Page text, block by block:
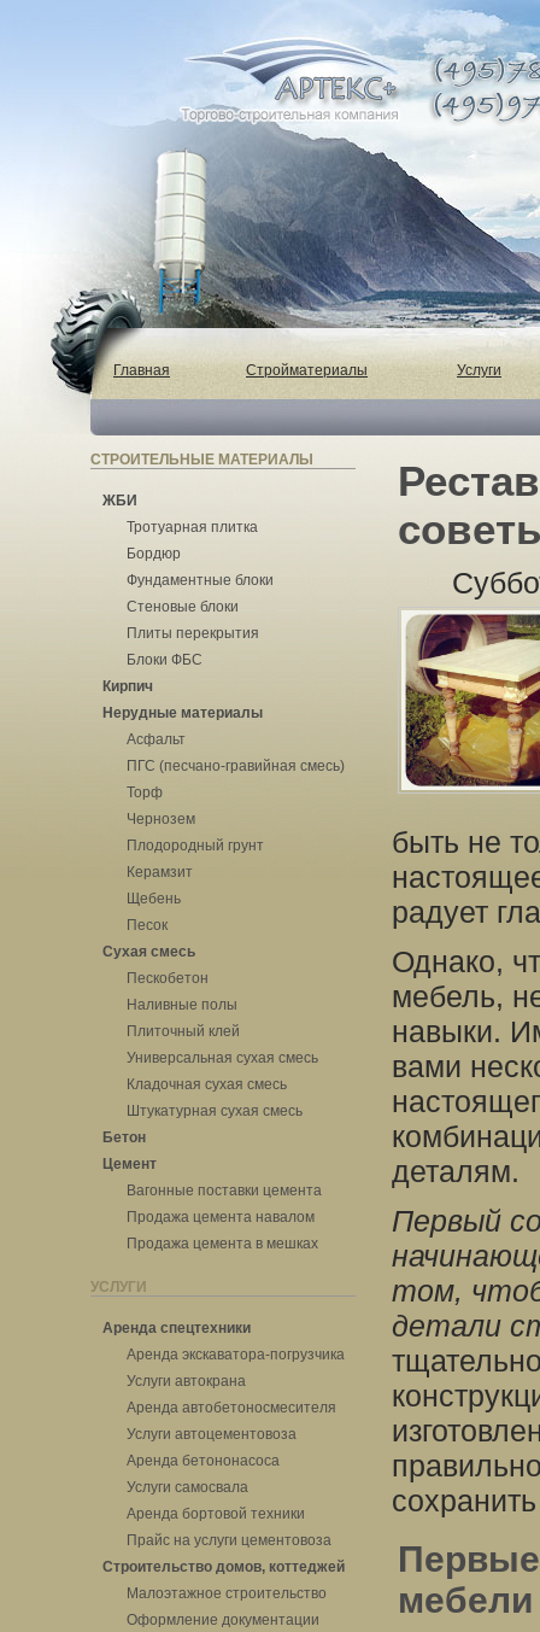
Главная Стройматериалы Услуги
СТРОИТЕЛЬНЫЕ МАТЕРИАЛЫ
ЖБИ
Тротуарная плитка
Бордюр
Фундаментные блоки
Стеновые блоки
Плиты перекрытия
Блоки ФБС
Кирпич
Нерудные материалы
Асфальт
ПГС (песчано-гравийная смесь)
Торф
Чернозем
Плодородный грунт
Керамзит
Щебень
Песок
Сухая смесь
Пескобетон
Наливные полы
Плиточный клей
Универсальная сухая смесь
Кладочная сухая смесь
Штукатурная сухая смесь
Бетон
Цемент
Вагонные поставки цемента
Продажа цемента навалом
Продажа цемента в мешках
УСЛУГИ
Аренда спецтехники
Аренда экскаватора-погрузчика
Услуги автокрана
Аренда автобетоносмесителя
Услуги автоцементовоза
Аренда бетононасоса
Услуги самосвала
Аренда бортовой техники
Прайс на услуги цементовоза
Строительство домов, коттеджей
Малоэтажное строительство
Оформление документации
быть не
радует
Однако,
мебель,
навыки.
вами
деталям.
Первый
том,
детали
Первые
мебели